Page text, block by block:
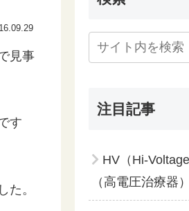
見事
す
た。
注目記事
HV（Hi-
（高電圧治療器）